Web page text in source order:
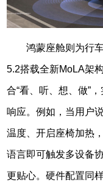
鸿蒙座舱则为行
5.2搭载全新MoLA架
合“看、听、想、做”
响应。例如，当用户
温度、开启座椅加热
语言即可触发多设备
更贴心。硬件配置同